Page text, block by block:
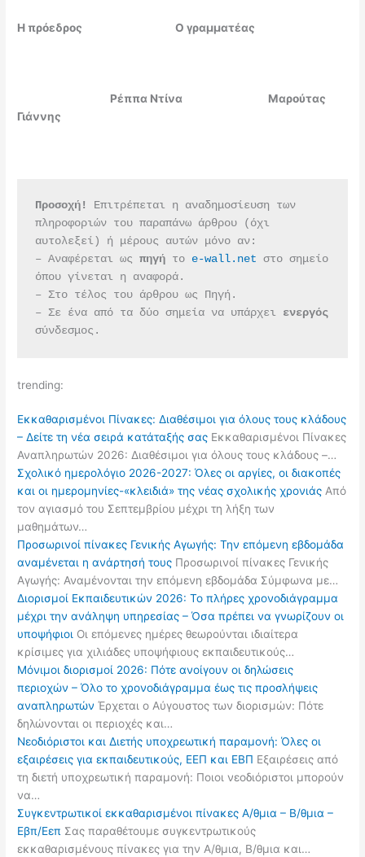
Η πρόεδρος Ο γραμματέας
Ρέππα Ντίνα Μαρούτας
Γιάννης
Προσοχή!
Επιτρέπεται η αναδημοσίευση των
πληροφοριών του παραπάνω άρθρου (όχι
αυτολεξεί) ή μέρους αυτών μόνο αν:
– Αναφέρεται ως πηγή το e-wall.net στο σημείο
όπου γίνεται η αναφορά.
– Στο τέλος του άρθρου ως Πηγή.
– Σε ένα από τα δύο σημεία να υπάρχει
ενεργός
σύνδεσμος.
trending:
Εκκαθαρισμένοι Πίνακες: Διαθέσιμοι για όλους τους κλάδους
– Δείτε τη νέα σειρά κατάταξής σας Εκκαθαρισμένοι Πίνακες
Αναπληρωτών 2026: Διαθέσιμοι για όλους τους κλάδους –…
Σχολικό ημερολόγιο 2026-2027: Όλες οι αργίες, οι διακοπές
και οι ημερομηνίες-«κλειδιά» της νέας σχολικής χρονιάς Από
τον αγιασμό του Σεπτεμβρίου μέχρι τη λήξη των
μαθημάτων…
Προσωρινοί πίνακες Γενικής Αγωγής: Την επόμενη εβδομάδα
αναμένεται η ανάρτησή τους Προσωρινοί πίνακες Γενικής
Αγωγής: Αναμένονται την επόμενη εβδομάδα Σύμφωνα με…
Διορισμοί Εκπαιδευτικών 2026: Το πλήρες χρονοδιάγραμμα
μέχρι την ανάληψη υπηρεσίας – Όσα πρέπει να γνωρίζουν οι
υποψήφιοι Οι επόμενες ημέρες θεωρούνται ιδιαίτερα
κρίσιμες για χιλιάδες υποψήφιους εκπαιδευτικούς…
Μόνιμοι διορισμοί 2026: Πότε ανοίγουν οι δηλώσεις
περιοχών – Όλο το χρονοδιάγραμμα έως τις προσλήψεις
αναπληρωτών Έρχεται ο Αύγουστος των διορισμών: Πότε
δηλώνονται οι περιοχές και…
Νεοδιόριστοι και Διετής υποχρεωτική παραμονή: Όλες οι
εξαιρέσεις για εκπαιδευτικούς, ΕΕΠ και ΕΒΠ Εξαιρέσεις από
τη διετή υποχρεωτική παραμονή: Ποιοι νεοδιόριστοι μπορούν
να…
Συγκεντρωτικοί εκκαθαρισμένοι πίνακες Α/θμια – Β/θμια –
Εβπ/Εεπ Σας παραθέτουμε συγκεντρωτικούς
εκκαθαρισμένους πίνακες για την Α/θμια, Β/θμια και…